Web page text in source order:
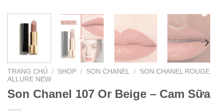
TRANG CHỦ / SHOP / SON CHANEL / SON CHANEL ROUGE
ALLURE NEW
Son Chanel 107 Or Beige – Cam Sữa